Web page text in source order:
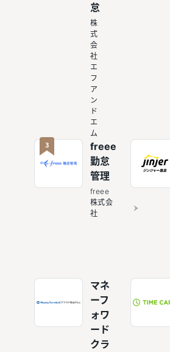
怠
株
式
会
社
エ
フ
ア
ン
ド
エ
ム
3
freee
勤怠
管理
freee
株式会
社
マネ
ーフ
ォワ
ード
クラ